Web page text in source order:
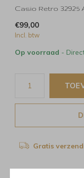
Casio Retro 32925
€99,00
Incl. btw
Op voorraad -
Gratis
Delen